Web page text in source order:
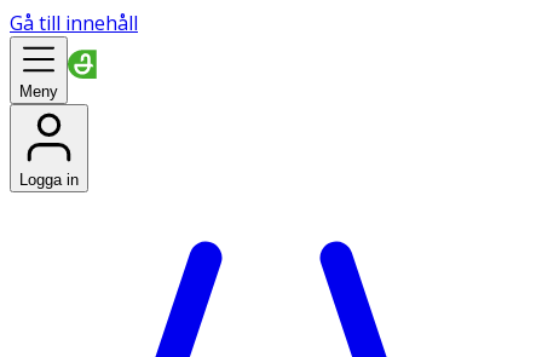
Gå till innehåll
Meny
Logga in